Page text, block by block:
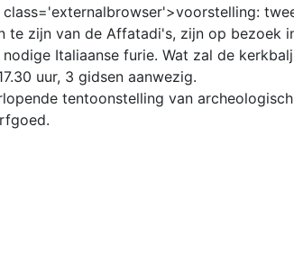
te zijn van de Affatadi's, zijn op bezoek
Italiaanse furie. Wat zal de
uur, 3 gidsen aanwezig.
tentoonstelling van